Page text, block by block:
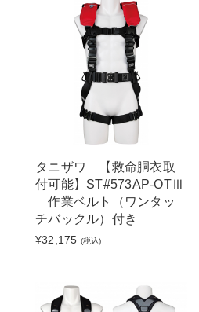
タニザワ 【救命胴衣取
付可能】ST#573AP-OTⅢ
作業ベルト（ワンタッ
チバックル）付き
¥32,175 (税込)